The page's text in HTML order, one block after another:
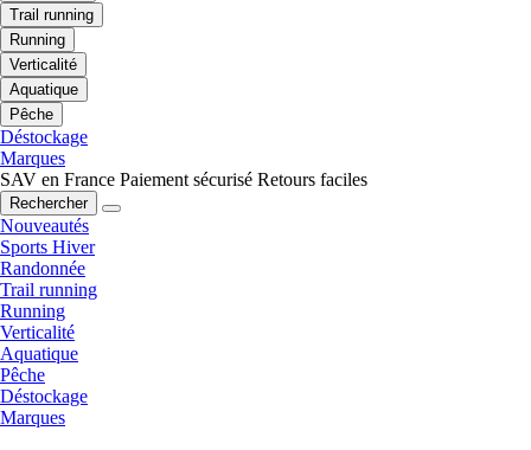
Trail running
Running
Verticalité
Aquatique
Pêche
Déstockage
Marques
SAV en France Paiement sécurisé Retours faciles
Rechercher
Nouveautés
Sports Hiver
Randonnée
Trail running
Running
Verticalité
Aquatique
Pêche
Déstockage
Marques